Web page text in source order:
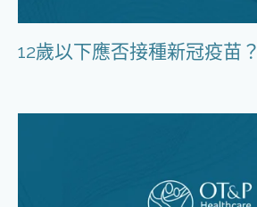
12歲以下應否接種新冠疫苗？